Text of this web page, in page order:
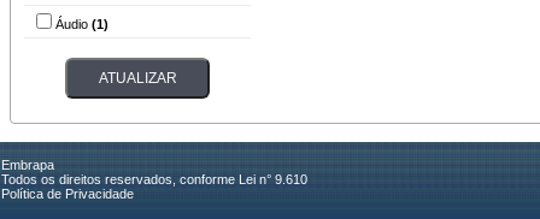
Áudio (1)
Embrapa
Todos os direitos reservados, conforme Lei n° 9.610
Política de Privacidade